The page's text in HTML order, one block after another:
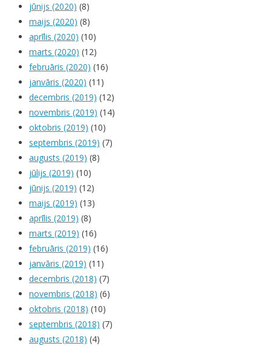
jūnijs (2020) (8)
maijs (2020) (8)
aprīlis (2020) (10)
marts (2020) (12)
februāris (2020) (16)
janvāris (2020) (11)
decembris (2019) (12)
novembris (2019) (14)
oktobris (2019) (10)
septembris (2019) (7)
augusts (2019) (8)
jūlijs (2019) (10)
jūnijs (2019) (12)
maijs (2019) (13)
aprīlis (2019) (8)
marts (2019) (16)
februāris (2019) (16)
janvāris (2019) (11)
decembris (2018) (7)
novembris (2018) (6)
oktobris (2018) (10)
septembris (2018) (7)
augusts (2018) (4)